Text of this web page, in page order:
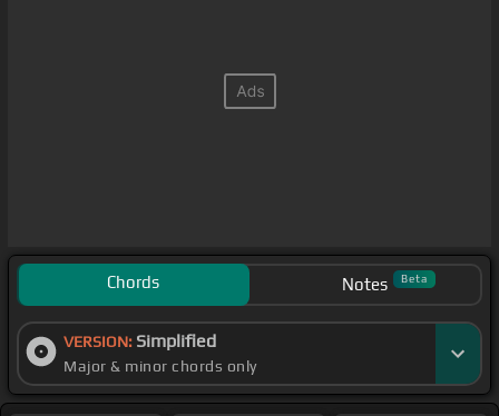
Chords Notes Beta
VERSION: Simplified
Major & minor chords only